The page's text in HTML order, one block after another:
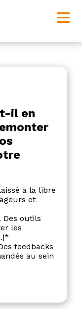
t-il en
à la libre
et
Des outils
les
feedbacks
au sein